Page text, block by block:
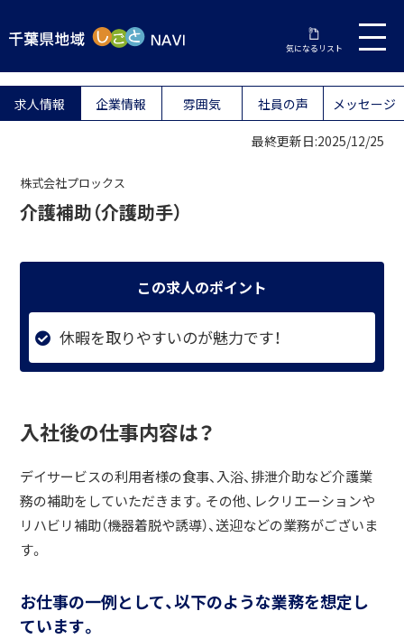
気になるリスト
求人情報 企業情報 雰囲気 社員の声 メッセージ
最終更新日:2025/12/25
株式会社プロックス
介護補助（介護助手）
この求人のポイント
休暇を取りやすいのが魅力です！
入社後の仕事内容は？
デイサービスの利用者様の食事、入浴、排泄介助など介護業
務の補助をしていただきます。その他、レクリエーションや
リハビリ補助（機器着脱や誘導）、送迎などの業務がございま
す。
お仕事の一例として、以下のような業務を想定し
ています。